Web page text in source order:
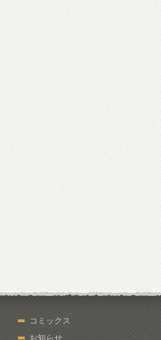
コミックス
お知らせ